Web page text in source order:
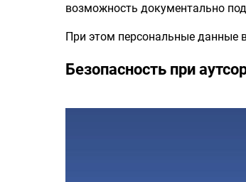
возможность документально
При этом персональные данные
Безопасность при